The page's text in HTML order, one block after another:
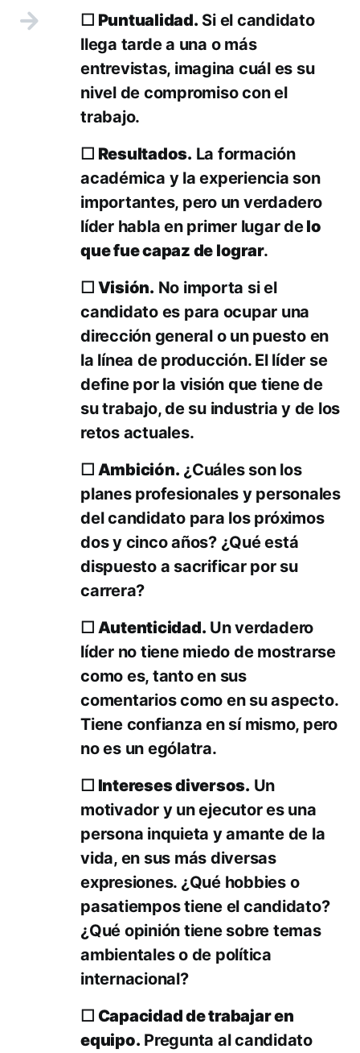
☐ Puntualidad. Si el candidato
llega tarde a una o más
entrevistas, imagina cuál es su
nivel de compromiso con el
trabajo.
☐ Resultados. La formación
académica y la experiencia son
importantes, pero un verdadero
líder habla en primer lugar delo
que fue capaz de lograr.
☐ Visión. No importa si el
candidato es para ocupar una
dirección general o un puesto en
la línea de producción. El líder se
define por la visión que tiene de
su trabajo, de su industria y de los
retos actuales.
☐ Ambición. ¿Cuáles son los
planes profesionales y personales
del candidato para los próximos
dos y cinco años? ¿Qué está
dispuesto a sacrificar por su
carrera?
☐ Autenticidad. Un verdadero
líder no tiene miedo de mostrarse
como es, tanto en sus
comentarios como en su aspecto.
Tiene confianza en sí mismo, pero
no es un ególatra.
☐ Intereses diversos. Un
motivador y un ejecutor es una
persona inquieta y amante de la
vida, en sus más diversas
expresiones. ¿Qué hobbies o
pasatiempos tiene el candidato?
¿Qué opinión tiene sobre temas
ambientales o de política
internacional?
☐ Capacidad de trabajar en
equipo. Pregunta al candidato